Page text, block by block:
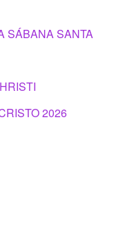
SÁBANA SANTA
2026